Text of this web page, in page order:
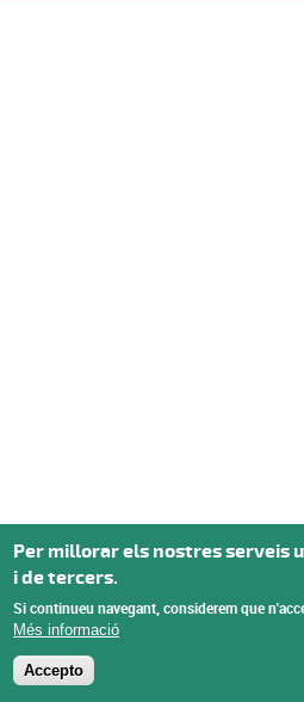
Per millorar els nostres serveis
i de tercers.
Si continueu navegant, considerem que
Més informació
Accepto